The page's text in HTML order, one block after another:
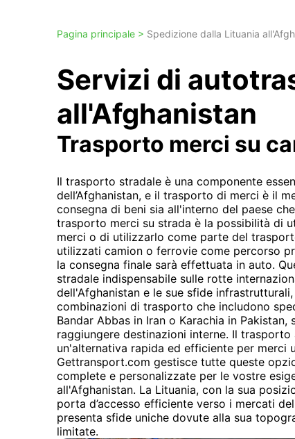
Pagina principale > Spedizione dalla Lituania
Servizi di
all'Afghanistan
Trasporto merci su
Il trasporto stradale è una componente
dell’Afghanistan, e il trasporto di merci è il
consegna di beni sia all'interno del paese
trasporto merci su strada è la possibilità di
merci o di utilizzarlo come parte del
utilizzati camion o ferrovie come percorso
la consegna finale sarà effettuata in auto.
stradale indispensabile sulle rotte
dell'Afghanistan e le sue sfide
combinazioni di trasporto che includono
Bandar Abbas in Iran o Karachia in
raggiungere destinazioni interne. Il
un'alternativa rapida ed efficiente per merci
Gettransport.com gestisce tutte queste
complete e personalizzate per le vostre
all'Afghanistan. La Lituania, con la sua
porta d’accesso efficiente verso i mercati
presenta sfide uniche dovute alla sua
limitate.